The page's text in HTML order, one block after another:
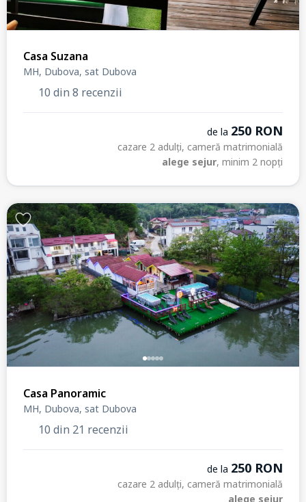
Casa Suzana
MH, Dubova, sat Dubova
10 din 8 recenzii
de la 250 RON
cazare 2 adulți, cameră matrimonială
alege sejur, minim 2 nopți
Casa Panoramic
MH, Dubova, sat Dubova
10 din 21 recenzii
de la 250 RON
cazare 2 adulți, cameră matrimonială
alege sejur